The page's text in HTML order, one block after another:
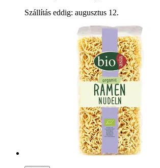
Szállítás eddig: augusztus 12.